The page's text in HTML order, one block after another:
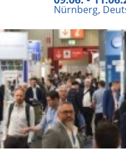
Nürnberg,